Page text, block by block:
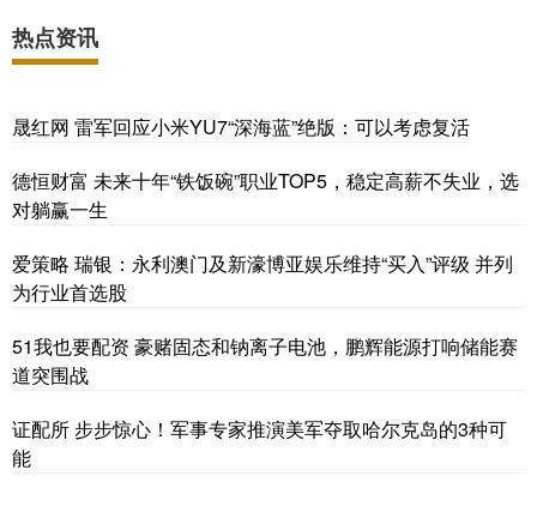
热点资讯
晟红网 雷军回应小米YU7“深海蓝”绝版：可以考虑复活
德恒财富 未来十年“铁饭碗”职业TOP5，稳定高薪不失业，选
对躺赢一生
爱策略 瑞银：永利澳门及新濠博亚娱乐维持“买入”评级 并列
为行业首选股
51我也要配资 豪赌固态和钠离子电池，鹏辉能源打响储能赛
道突围战
证配所 步步惊心！军事专家推演美军夺取哈尔克岛的3种可
能